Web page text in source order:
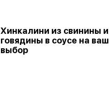
Хинкалини из свинины и
говядины в соусе на ваш
выбор